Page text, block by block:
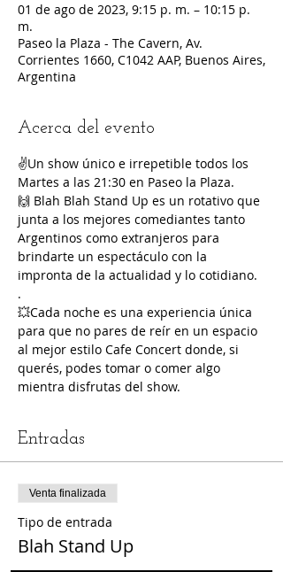
01 de ago de 2023, 9:15 p. m. – 10:15 p.
m.
Paseo la Plaza - The Cavern, Av.
Corrientes 1660, C1042 AAP, Buenos Aires,
Argentina
Acerca del evento
✌️Un show único e irrepetible todos los
Martes a las 21:30 en Paseo la Plaza.
🙌 Blah Blah Stand Up es un rotativo que
junta a los mejores comediantes tanto
Argentinos como extranjeros para
brindarte un espectáculo con la
impronta de la actualidad y lo cotidiano.
.
💥Cada noche es una experiencia única
para que no pares de reír en un espacio
al mejor estilo Cafe Concert donde, si
querés, podes tomar o comer algo
mientra disfrutas del show.
Entradas
Venta finalizada
Tipo de entrada
Blah Stand Up